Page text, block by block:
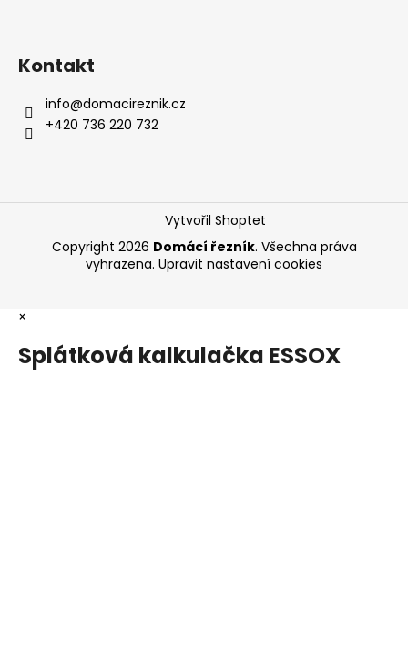
Kontakt
info@domacireznik.cz
+420 736 220 732
Vytvořil Shoptet
Copyright 2026 Domácí řezník. Všechna práva
vyhrazena. Upravit nastavení cookies
×
Splátková kalkulačka ESSOX